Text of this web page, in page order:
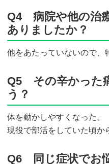
Q4 病院や他の治
ありましたか？
他をあたっていないので、
Q5 その辛かった
う？
体を動かしやすくなった。
現役で部活をしていた頃か
Q6 同じ症状でお